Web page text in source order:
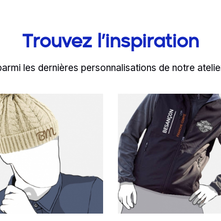
Trouvez l’inspiration
les dernières personnalisations de notre
Cambodge
bonnet en maille
more Partez
Read more